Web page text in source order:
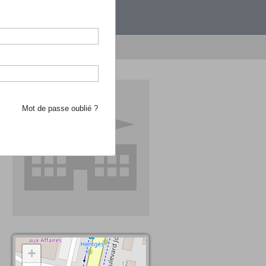
recherche d'école
+
Mot de passe oublié ?